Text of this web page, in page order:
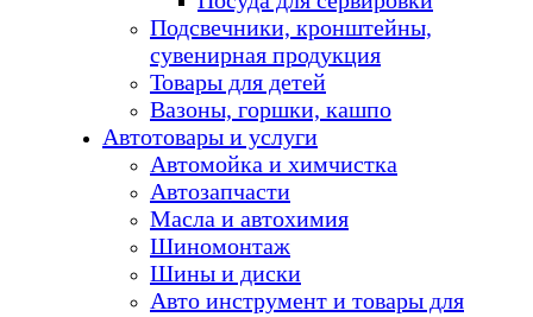
Подсвечники, кронштейны,
сувенирная продукция
Товары для детей
Вазоны, горшки, кашпо
Автотовары и услуги
Автомойка и химчистка
Автозапчасти
Масла и автохимия
Шиномонтаж
Шины и диски
Авто инструмент и товары для